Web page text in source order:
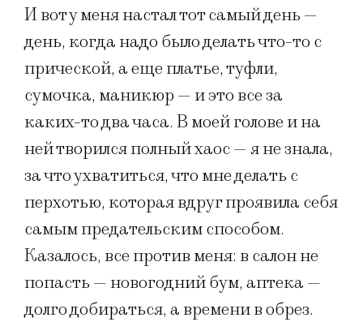
И вот у меня настал тот самый день —
день, когда надо было делать что-то с
прической, а еще платье, туфли,
сумочка, маникюр — и это все за
каких-то два часа. В моей голове и на
ней творился полный хаос — я не знала,
за что ухватиться, что мне делать с
перхотью, которая вдруг проявила себя
самым предательским способом.
Казалось, все против меня: в салон не
попасть — новогодний бум, аптека —
долго добираться, а времени в обрез.